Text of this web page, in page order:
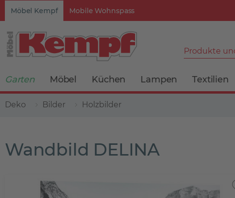
Möbel Kempf Mobile Wohnspass
Produkte
Garten Möbel Küchen Lampen Textilien
Deko Bilder Holzbilder
Wandbild DELINA